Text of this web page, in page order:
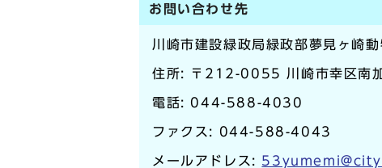
お問い合わせ先
川崎市建設緑政局緑政部夢見ヶ崎動
住所: 〒212-0055 川崎市幸区南
電話: 044-588-4030
ファクス: 044-588-4043
メールアドレス: